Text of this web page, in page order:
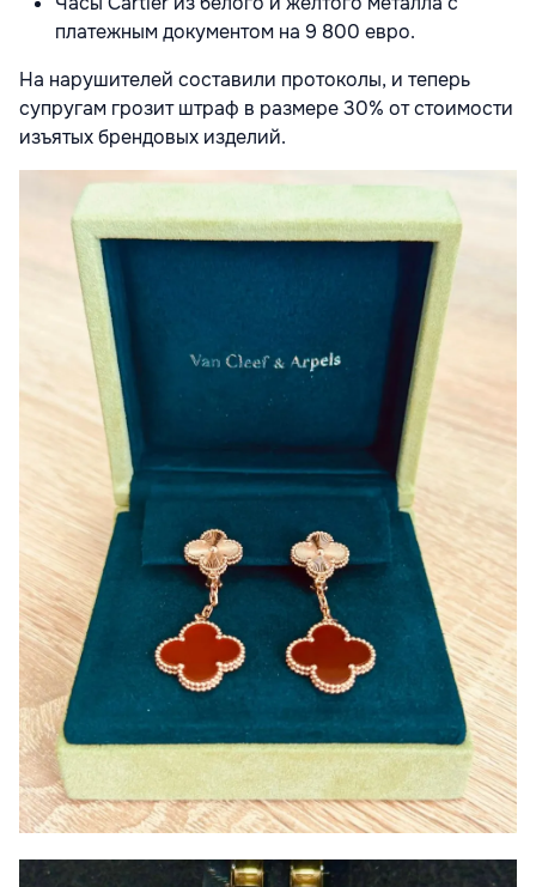
платежным документом на 9 800 евро.
На нарушителей составили протоколы, и теперь
супругам грозит штраф в размере 30% от стоимости
изъятых брендовых изделий.